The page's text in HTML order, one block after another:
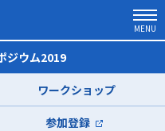
MENU
ジウム2019
ワークショップ
参加登録